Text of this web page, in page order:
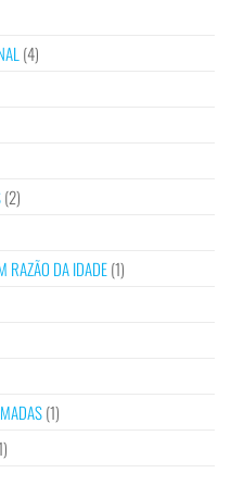
(4)
(2)
RAZÃO DA IDADE(1)
(1)